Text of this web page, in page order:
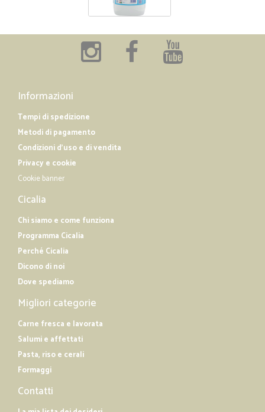
Informazioni
Tempi di spedizione
Metodi di pagamento
Condizioni d'uso e di vendita
Privacy e cookie
Cookie banner
Cicalia
Chi siamo e come funziona
Programma Cicalia
Perché Cicalia
Dicono di noi
Dove spediamo
Migliori categorie
Carne fresca e lavorata
Salumi e affettati
Pasta, riso e cerali
Formaggi
Contatti